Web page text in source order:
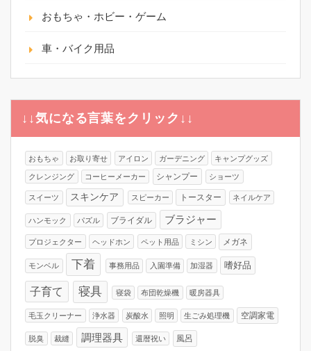
おもちゃ・ホビー・ゲーム
車・バイク用品
↓↓気になる言葉をクリック↓↓
おもちゃ お取り寄せ アイロン ガーデニング キャンプグッズ
クレンジング コーヒーメーカー シャンプー ショーツ
スイーツ スキンケア スピーカー トースター ネイルケア
ハンモック パズル ブライダル ブラジャー
プロジェクター ヘッドホン ペット用品 ミシン メガネ
モンベル 下着 事務用品 入園準備 加湿器 嗜好品
子育て 寝具 寝袋 布団乾燥機 暖房器具
毛玉クリーナー 浄水器 炭酸水 照明 生ごみ処理機 空調家電
脱臭 裁縫 調理器具 還暦祝い 風呂